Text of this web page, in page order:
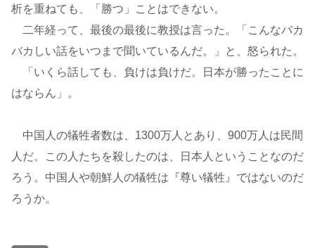
析を重ねても、「勝つ」ことはできない。
二年経って、最後の最後に教授は言った。「こんなバカ
バカしい話をいつまで聞いているんだ。」と、怒られた。
「いくら話しても、負けは負けだ。日本が勝ったことに
はならん」。
中国人の犠牲者数は、1300万人とあり、900万人は民間
人だ。この人たちを殺したのは、日本人ということなのだ
ろう。中国人や朝鮮人の犠牲は『尊い犠牲』ではないのだ
ろうか。